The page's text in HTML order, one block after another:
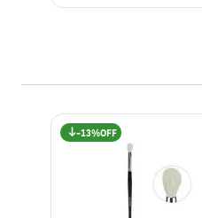
longo do dia.
Em caso de irritação,
Manter fora do alcance
Conservar em local
Produto inflamável —
13%